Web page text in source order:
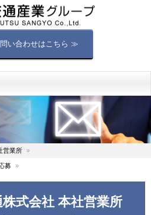
い合わせはこちら ≫
営業所
募
式会社 本社営業所